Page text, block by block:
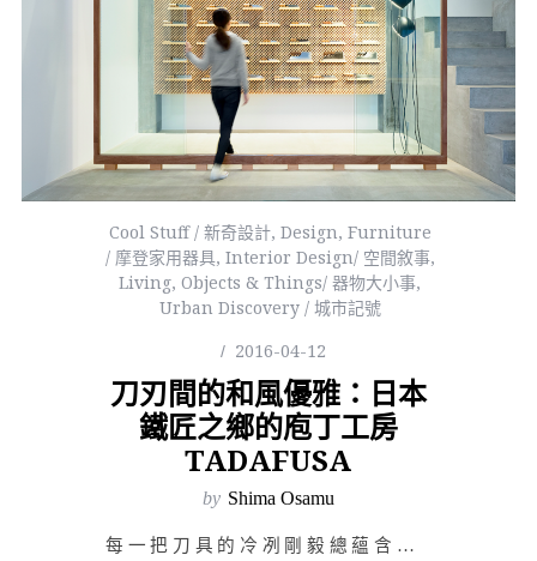
Cool Stuff / 新奇設計, Design, Furniture
/ 摩登家用器具, Interior Design/ 空間敘事,
Living,Objects & Things/ 器物大小事,
Urban Discovery / 城市記號
2016-04-12
刀刃間的和風優雅：日本
鐵匠之鄉的庖丁工房
TADAFUSA
by Shima Osamu
每一把刀具的冷冽剛毅總蘊含著敲打鑄造時刀匠們的燒紅熱情，象徵熱忱的滴滴汗水化作鋒利刀氣，縈繞且埋伏在…